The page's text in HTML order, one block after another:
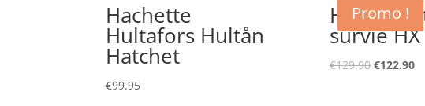
Hachette
Hultafors Hultån
Hatchet
€99.95
Promo !
Hache
survie HX
€129.90 Le
€122.90Le